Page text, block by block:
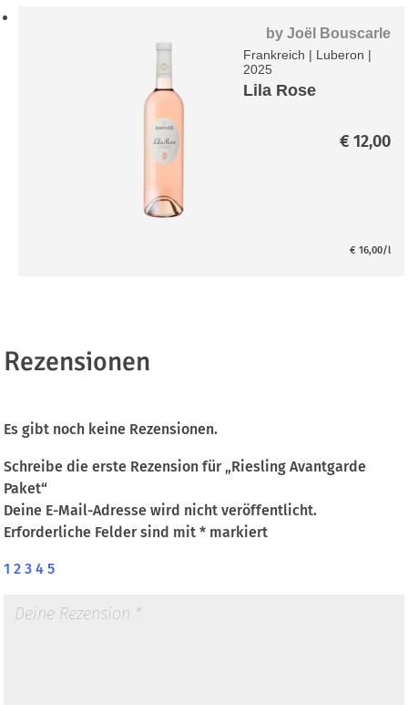
by Joël Bouscarle
Frankreich | Luberon |
2025
Lila Rose
€ 12,00
€ 16,00/l
Rezensionen
Es gibt noch keine Rezensionen.
Schreibe die erste Rezension für „Riesling Avantgarde
Paket“
Deine E-Mail-Adresse wird nicht veröffentlicht.
Erforderliche Felder sind mit* markiert
1 2 3 4 5